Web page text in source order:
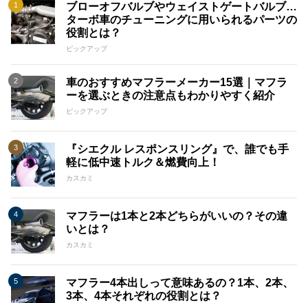
ブローオフバルブやウェイストゲートバルブ…
ターボ車のチューニングに用いられるパーツの
役割とは？
ピックアップ
車のおすすめマフラーメーカー15選｜マフラ
ーを選ぶときの注意点もわかりやすく紹介
ピックアップ
『シエクル レスポンスリング』で、誰でも手
軽に低中速トルク＆燃費向上！
カスカミ
マフラーは1本と2本どちらがいいの？その違
いとは？
カスカミ
マフラー4本出しって意味あるの？1本、2本、
3本、4本それぞれの役割とは？